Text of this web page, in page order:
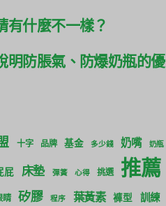
有什麼不一樣？
明防脹氣、防爆奶瓶的優
十字 品牌 基金 多少錢 奶嘴 奶瓶
屁 床墊 彈簧 心得 挑選 推薦
睛 矽膠 程序 葉黃素 褲型 訓練